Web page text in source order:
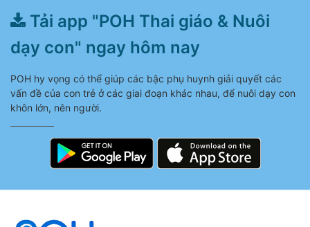
Tải app "POH Thai giáo & Nuôi
dạy con" ngay hôm nay
POH hy vọng có thể giúp các bậc phụ huynh giải quyết các
vấn đề của con trẻ ở các giai đoạn khác nhau, để nuôi dạy con
khôn lớn, nên người.